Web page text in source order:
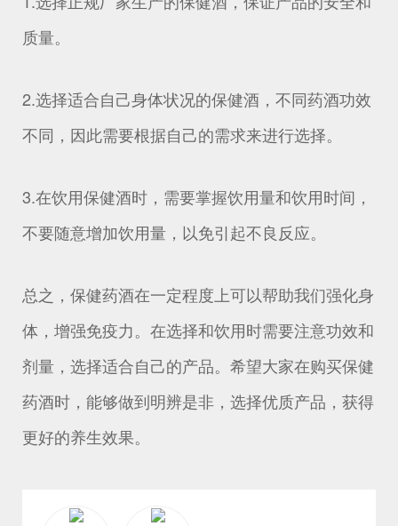
质量。
2.选择适合自己身体状况的保健酒，不同药酒功效
不同，因此需要根据自己的需求来进行选择。
3.在饮用保健酒时，需要掌握饮用量和饮用时间，
不要随意增加饮用量，以免引起不良反应。
总之，保健药酒在一定程度上可以帮助我们强化身
体，增强免疫力。在选择和饮用时需要注意功效和
剂量，选择适合自己的产品。希望大家在购买保健
药酒时，能够做到明辨是非，选择优质产品，获得
更好的养生效果。